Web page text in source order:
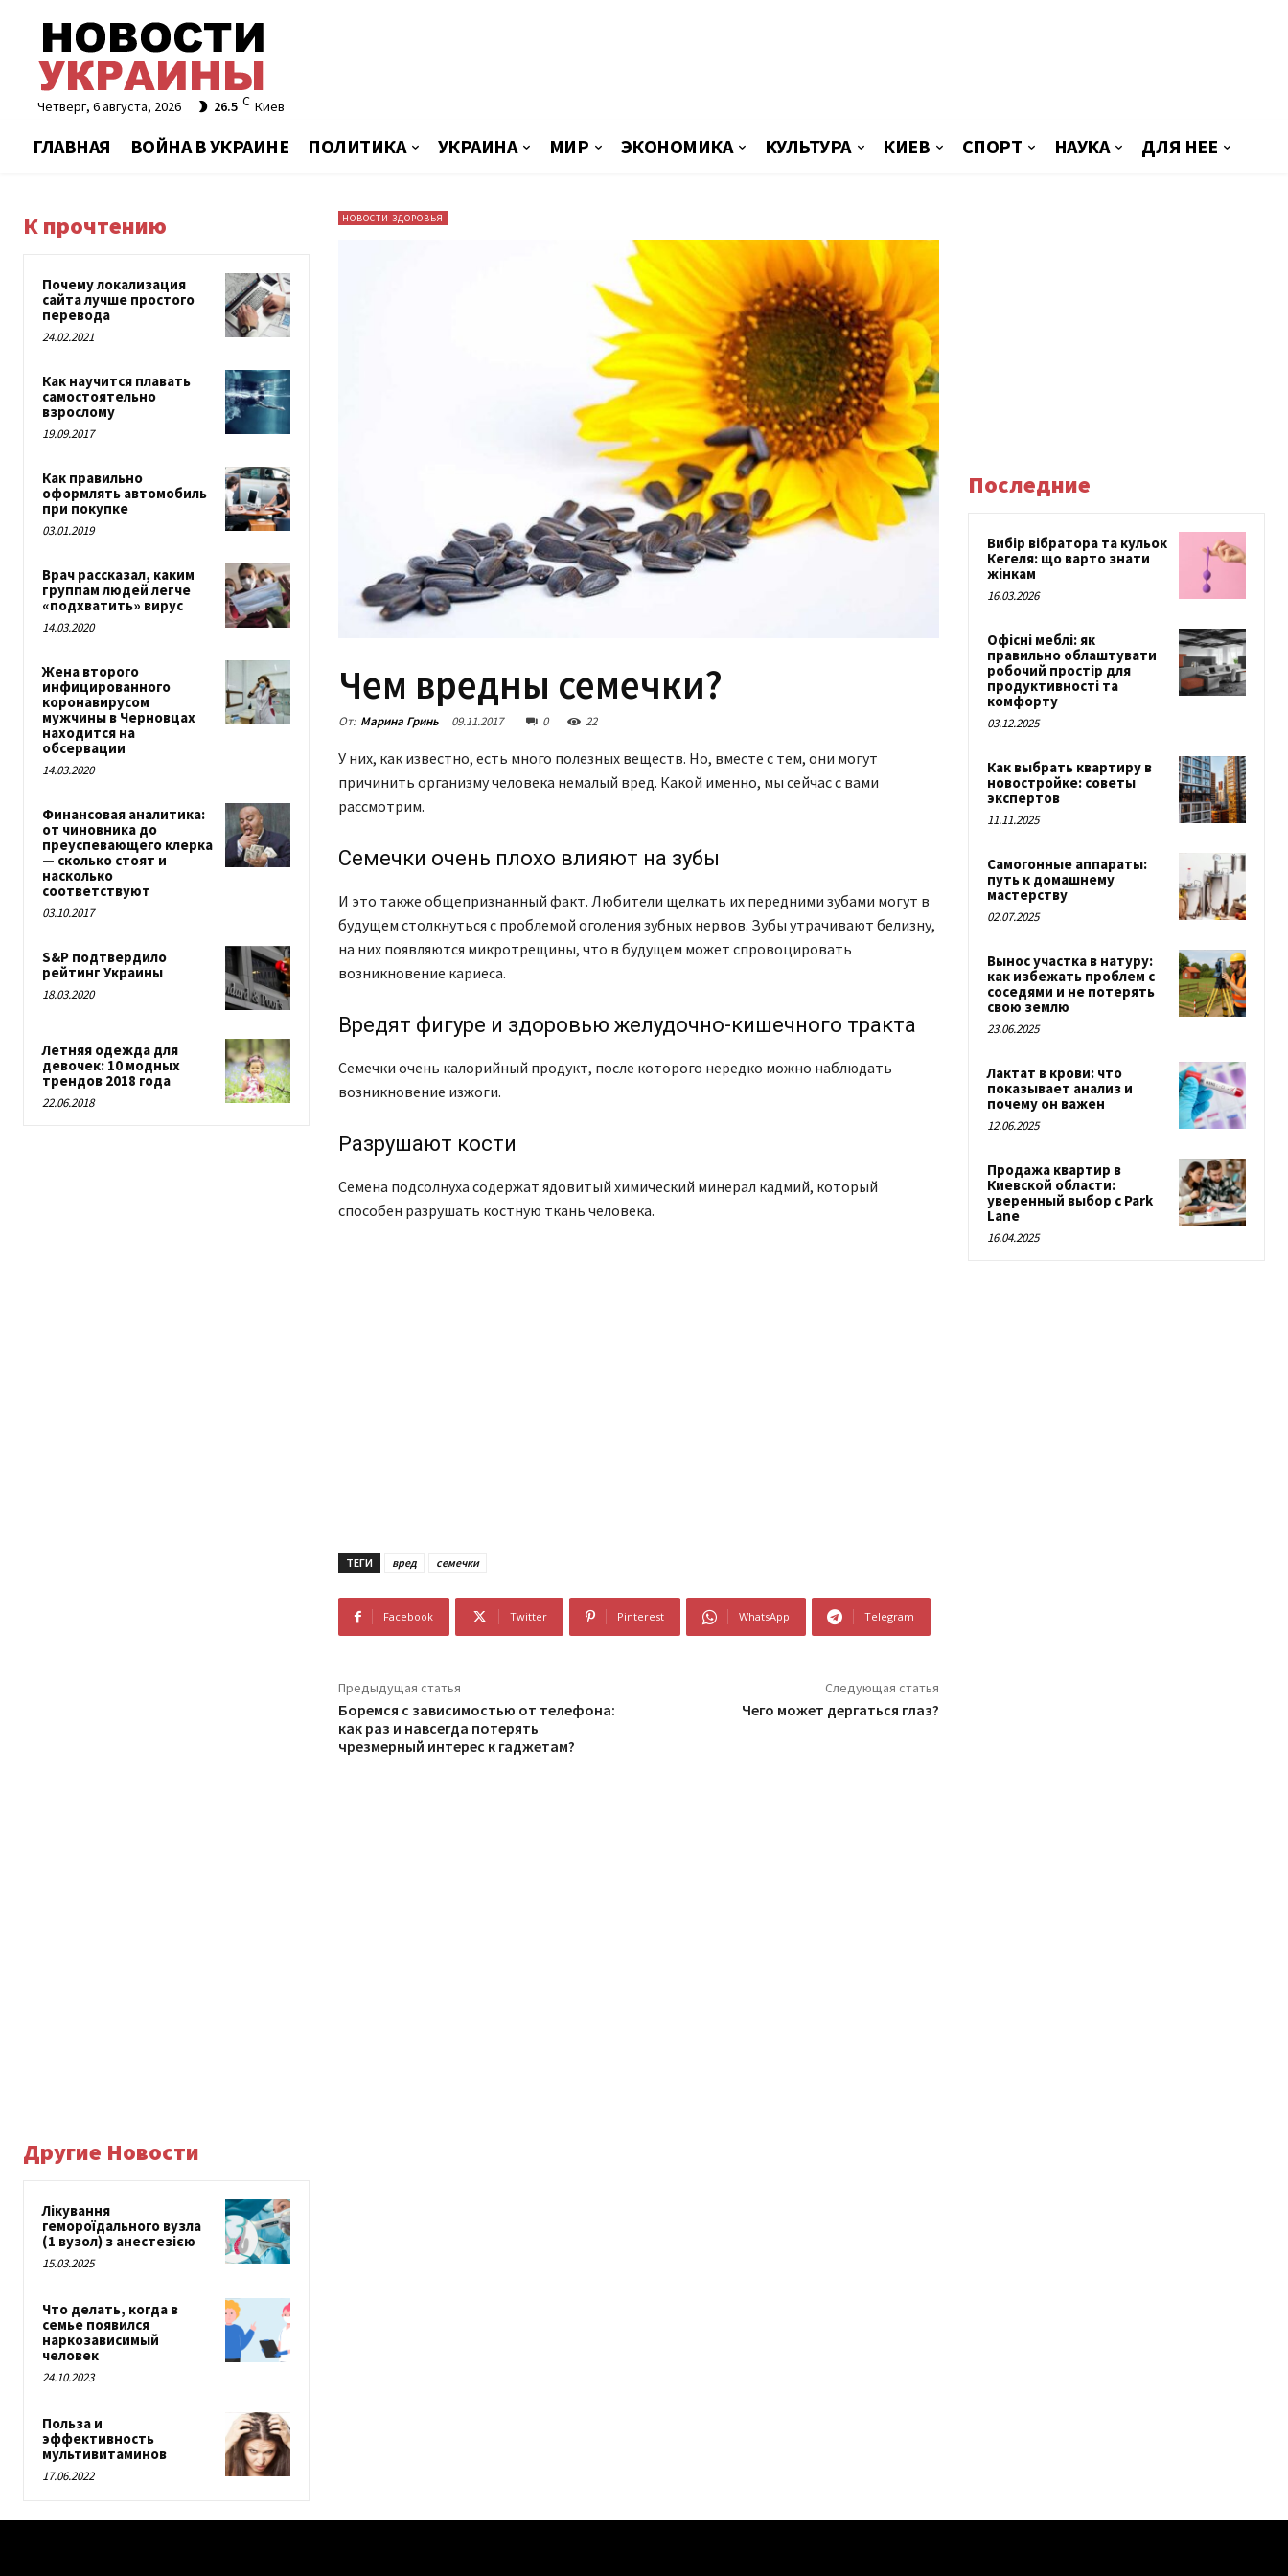
Четверг, 6 августа, 2026 26.5 C Киев
ГЛАВНАЯ ВОЙНА В УКРАИНЕ ПОЛИТИКА УКРАИНА МИР ЭКОНОМИКА КУЛЬТУРА КИЕВ СПОРТ НАУКА ДЛЯ НЕЕ
К прочтению
Почему локализация
сайта лучше простого
перевода
24.02.2021
Как научится плавать
самостоятельно
взрослому
19.09.2017
Как правильно
оформлять автомобиль
при покупке
03.01.2019
Врач рассказал, каким
группам людей легче
«подхватить» вирус
14.03.2020
Жена второго
инфицированного
коронавирусом
мужчины в Черновцах
находится на
обсервации
14.03.2020
Финансовая аналитика:
от чиновника до
преуспевающего клерка
— сколько стоят и
насколько
соответствуют
03.10.2017
S&P подтвердило
рейтинг Украины
18.03.2020
Летняя одежда для
девочек: 10 модных
трендов 2018 года
22.06.2018
НОВОСТИ ЗДОРОВЬЯ
Чем вредны семечки?
От: Марина Гринь 09.11.2017 0 22
У них, как известно, есть много полезных веществ. Но, вместе с тем, они могут
причинить организму человека немалый вред. Какой именно, мы сейчас с вами
рассмотрим.
Семечки очень плохо влияют на зубы
И это также общепризнанный факт. Любители щелкать их передними зубами могут в
будущем столкнуться с проблемой оголения зубных нервов. Зубы утрачивают белизну,
на них появляются микротрещины, что в будущем может спровоцировать
возникновение кариеса.
Вредят фигуре и здоровью желудочно-кишечного тракта
Семечки очень калорийный продукт, после которого нередко можно наблюдать
возникновение изжоги.
Разрушают кости
Семена подсолнуха содержат ядовитый химический минерал кадмий, который
способен разрушать костную ткань человека.
ТЕГИ вред семечки
Facebook Twitter Pinterest WhatsApp Telegram
Предыдущая статья
Боремся с зависимостью от телефона:
как раз и навсегда потерять
чрезмерный интерес к гаджетам?
Следующая статья
Чего может дергаться глаз?
Другие Новости
Лікування
гемороїдального вузла
(1 вузол) з анестезією
15.03.2025
Что делать, когда в
семье появился
наркозависимый
человек
24.10.2023
Польза и
эффективность
мультивитаминов
17.06.2022
Последние
Вибір вібратора та кульок
Кегеля: що варто знати
жінкам
16.03.2026
Офісні меблі: як
правильно облаштувати
робочий простір для
продуктивності та
комфорту
03.12.2025
Как выбрать квартиру в
новостройке: советы
экспертов
11.11.2025
Самогонные аппараты:
путь к домашнему
мастерству
02.07.2025
Вынос участка в натуру:
как избежать проблем с
соседями и не потерять
свою землю
23.06.2025
Лактат в крови: что
показывает анализ и
почему он важен
12.06.2025
Продажа квартир в
Киевской области:
уверенный выбор с Park
Lane
16.04.2025